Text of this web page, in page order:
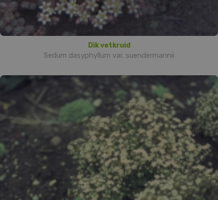
Dik vetkruid
Sedum dasyphyllum var. suendermannii